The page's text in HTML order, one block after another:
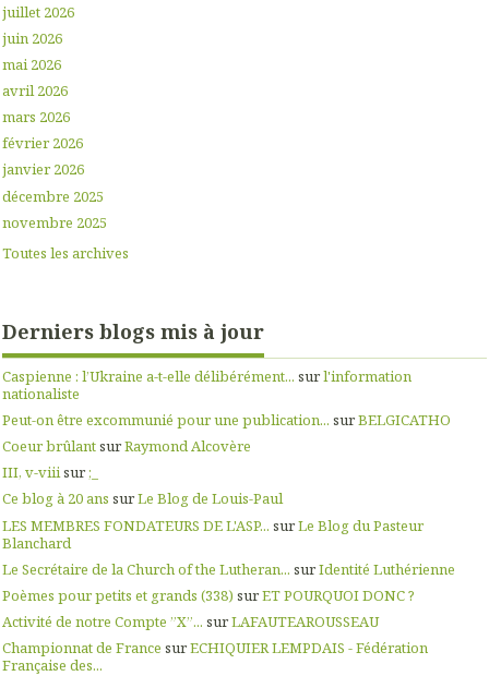
juillet 2026
juin 2026
mai 2026
avril 2026
mars 2026
février 2026
janvier 2026
décembre 2025
novembre 2025
Toutes les archives
Derniers blogs mis à jour
Caspienne : l’Ukraine a-t-elle délibérément... surl'information
nationaliste
Peut-on être excommunié pour une publication... surBELGICATHO
Coeur brûlantsurRaymond Alcovère
III, v-viiisur;_
Ce blog à 20 ans surLe Blog de Louis-Paul
LES MEMBRES FONDATEURS DE L'ASP... surLe Blog du Pasteur
Blanchard
Le Secrétaire de la Church of the Lutheran... surIdentité Luthérienne
Poèmes pour petits et grands (338) surET POURQUOI DONC ?
Activité de notre Compte ”X”... surLAFAUTEAROUSSEAU
Championnat de France surECHIQUIER LEMPDAIS - Fédération
Française des...